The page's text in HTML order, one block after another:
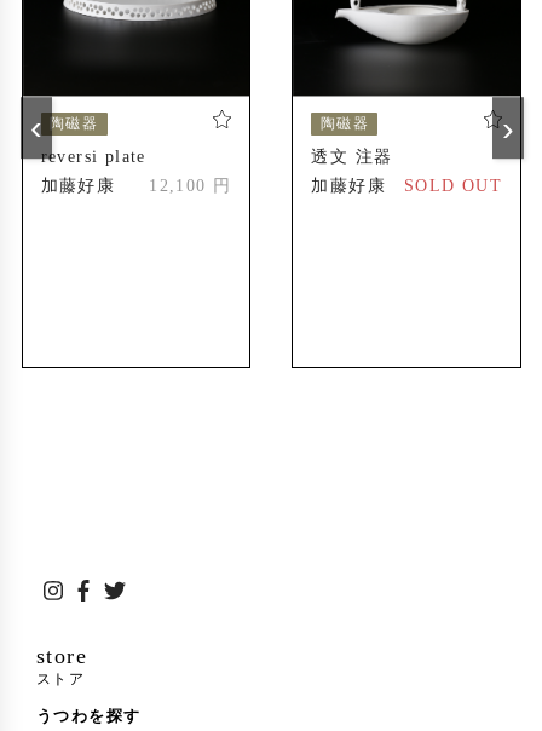
陶磁器
reversi plate
加藤好康
12,100 円
陶磁器
透文 注器
加藤好康
SOLD OUT
‹ ›
store
ストア
うつわを探す